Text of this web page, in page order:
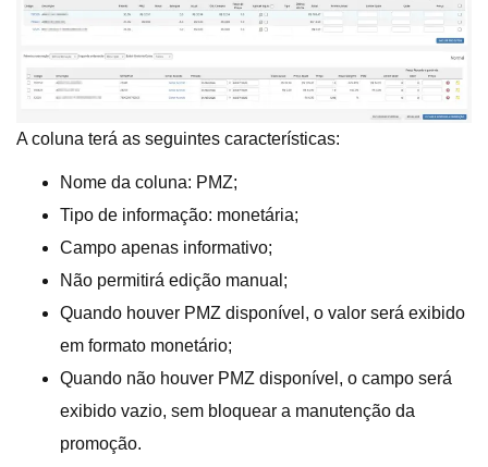
A coluna terá as seguintes características:
Nome da coluna: PMZ;
Tipo de informação: monetária;
Campo apenas informativo;
Não permitirá edição manual;
Quando houver PMZ disponível, o valor será exibido
em formato monetário;
Quando não houver PMZ disponível, o campo será
exibido vazio, sem bloquear a manutenção da
promoção.